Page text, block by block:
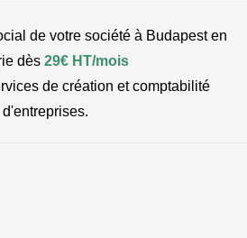
de votre société à Budapest en
dès 29€ HT/mois
de création et comptabilité
d'entreprises.